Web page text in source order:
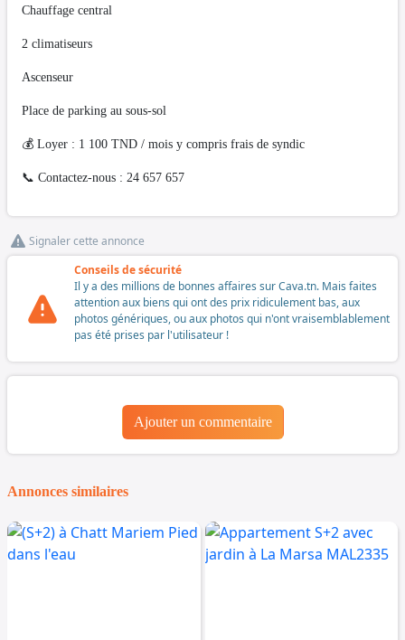
Chauffage central
2 climatiseurs
Ascenseur
Place de parking au sous-sol
💰 Loyer : 1 100 TND / mois y compris frais de syndic
📞 Contactez-nous : 24 657 657
Signaler cette annonce
Conseils de sécurité
Il y a des millions de bonnes affaires sur Cava.tn. Mais faites
attention aux biens qui ont des prix ridiculement bas, aux
photos génériques, ou aux photos qui n'ont vraisemblablement
pas été prises par l'utilisateur !
Ajouter un commentaire
Annonces similaires